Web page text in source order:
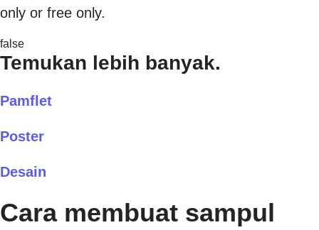
only or free only.
false
Temukan lebih banyak.
Pamflet
Poster
Desain
Cara membuat sampul